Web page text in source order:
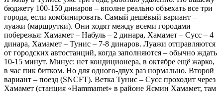
бюджету 100-150 динаров – вполне реально объехать все три
города, если комбинировать. Самый дешёвый вариант –
луажи (маршрутки). Они ходят между всеми городами
побережья: Хамамет – Набуль – 2 динара, Хамамет – Сусс – 4
динара, Хамамет – Тунис – 7-8 динаров. Луажи отправляются
от городских автостанций, когда заполняются – обычно ждать
10-15 минут. Минус: нет кондиционера, в октябре ещё жарко,
в час пик битком. Но для одного-двух раз нормально. Второй
вариант – поезд (SNCFT). Ветка Тунис – Сусс проходит через
Хамамет (станция «Hammamet» в районе Ясмин Хамамет, там